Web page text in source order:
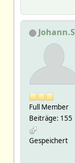
Johann.S
Full Member
Beiträge: 155
Gespeichert